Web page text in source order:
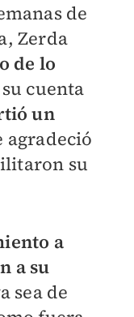
de
Zerda
de lo
cuenta
un
agradeció
su
a
a su
sea de